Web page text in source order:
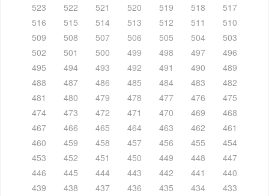
523
522 521 520 519 518
517
516
515 514 513 512 511
510
509
508 507 506 505 504
503
502
501 500 499 498 497
496
495
494 493 492 491 490
489
488
487 486 485 484 483
482
481
480 479 478 477 476
475
474
473 472 471 470 469
468
467
466 465 464 463 462
461
460
459 458 457 456 455
454
453
452 451 450 449 448
447
446
445 444 443 442 441
440
439
438 437 436 435 434
433